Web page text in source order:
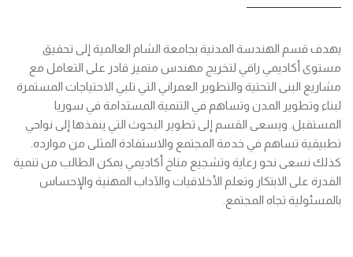
يهدف قسم الهندسة المدنية بجامعة الشام العالمية إلى تحقيق
مستوى أكاديمي راقي لتخريج مهندس متميز قادر على التعامل مع
مشاريع البنى التحتية والتطوير العمراني التي تلبي الاحتياجات المستمرة
لبناء وتطوير المدن وتساهم في التنمية المستدامة في سوريا
المستقبل. ويسعى القسم إلى تطوير البحوث التي ينفذها إلى نواحي
تطبيقية تساهم في خدمة المجتمع والاستفادة المثلى من موارده.
كذلك نسعى نحو رعاية وتشجيع مناخ أكاديمي يمكن الطالب من تنمية
القدرة على الابتكار وتعلم الأخلاقيات والآداب المهنية والإحساس
بالمسئولية تجاه المجتمع.